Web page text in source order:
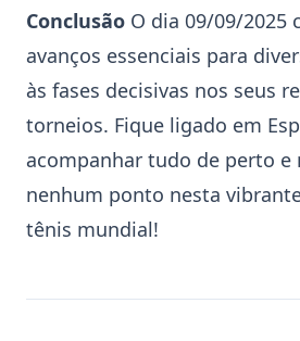
Conclusão O dia 09/09/2025
avanços essenciais para
às fases decisivas nos seus
torneios. Fique ligado em
acompanhar tudo de perto e
nenhum ponto nesta
tênis mundial!